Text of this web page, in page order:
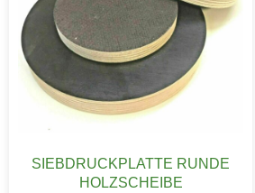
SIEBDRUCKPLATTE RUNDE
HOLZSCHEIBE